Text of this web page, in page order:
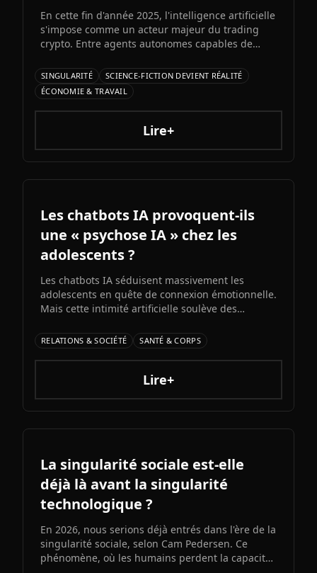
En cette fin d'année 2025, l'intelligence artificielle
s'impose comme un acteur majeur du trading
crypto. Entre agents autonomes capables de
d'Elon Musk s'annonce comme l'un des paris les
plus audacieux de l'histoire de l'IA. Entre
architecture colossale, capacités multimodales
natives et ambitions AGI assumées, Grok 5
pourrait redessiner le paysage de l'intelligence
SINGULARITÉ
SCIENCE-FICTION DEVIENT RÉALITÉ
ÉCONOMIE & TRAVAIL
Lire+
Les chatbots IA provoquent-ils
une « psychose IA » chez les
adolescents ?
Les chatbots IA séduisent massivement les
adolescents en quête de connexion émotionnelle.
Mais cette intimité artificielle soulève des
alertent sur l'émergence d'une possible «
psychose IA » liée à l'immersion prolongée dans
des relations unilatérales avec des machines.
RELATIONS & SOCIÉTÉ SANTÉ & CORPS
Lire+
La singularité sociale est-elle
déjà là avant la singularité
technologique ?
En 2026, nous serions déjà entrés dans l'ère de la
singularité sociale, selon Cam Pedersen. Ce
phénomène, où les humains perdent la capacité